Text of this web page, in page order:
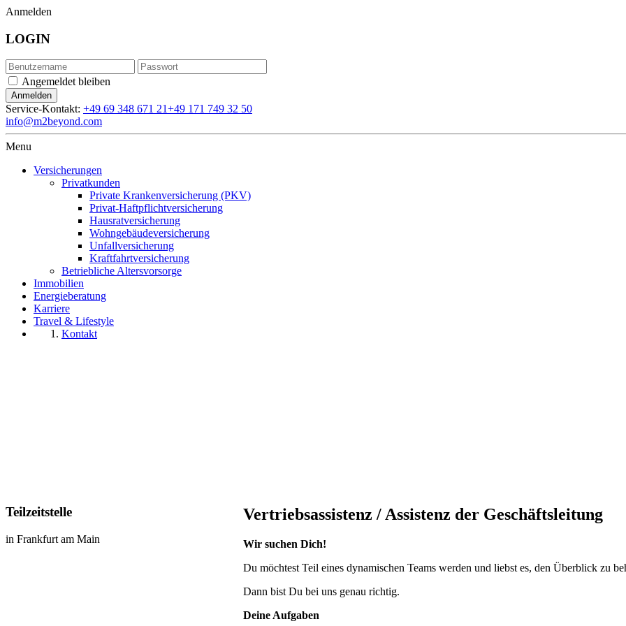
Anmelden
LOGIN
Angemeldet bleiben
Service-Kontakt: +49 69 348 671 21+49 171 749 32 50
info@m2beyond.com
Menu
Versicherungen
Privatkunden
Private Krankenversicherung (PKV)
Privat-Haftpflichtversicherung
Hausratversicherung
Wohngebäudeversicherung
Unfallversicherung
Kraftfahrtversicherung
Betriebliche Altersvorsorge
Immobilien
Energieberatung
Karriere
Travel & Lifestyle
Kontakt
Teilzeitstelle
in Frankfurt am Main
Vertriebsassistenz / Assistenz der Geschäftsleitung
Wir suchen Dich!
Du möchtest Teil eines dynamischen Teams werden und liebst es, den Überblick zu
Dann bist Du bei uns genau richtig.
Deine Aufgaben